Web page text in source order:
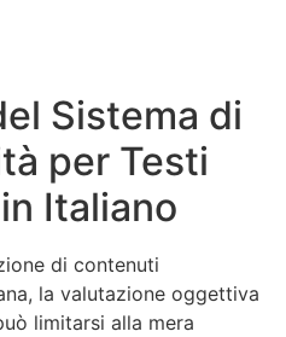
Sistema di
per Testi
Italiano
di contenuti
la valutazione oggettiva
limitarsi alla mera